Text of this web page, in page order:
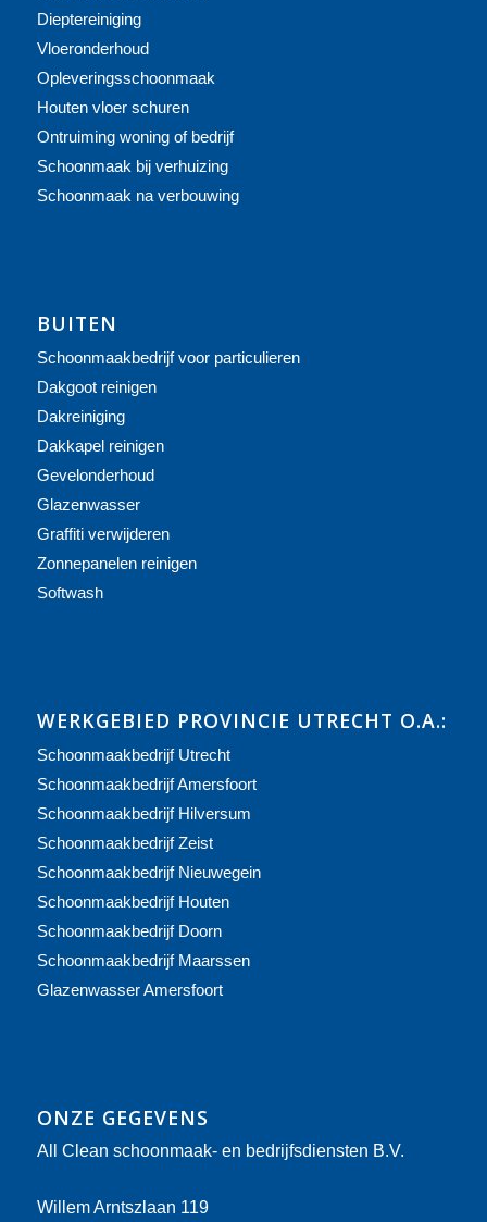
Dieptereiniging
Vloeronderhoud
Opleveringsschoonmaak
Houten vloer schuren
Ontruiming woning of bedrijf
Schoonmaak bij verhuizing
Schoonmaak na verbouwing
BUITEN
Schoonmaakbedrijf voor particulieren
Dakgoot reinigen
Dakreiniging
Dakkapel reinigen
Gevelonderhoud
Glazenwasser
Graffiti verwijderen
Zonnepanelen reinigen
Softwash
WERKGEBIED PROVINCIE UTRECHT O.A.:
Schoonmaakbedrijf Utrecht
Schoonmaakbedrijf Amersfoort
Schoonmaakbedrijf Hilversum
Schoonmaakbedrijf Zeist
Schoonmaakbedrijf Nieuwegein
Schoonmaakbedrijf Houten
Schoonmaakbedrijf Doorn
Schoonmaakbedrijf Maarssen
Glazenwasser Amersfoort
ONZE GEGEVENS
All Clean schoonmaak- en bedrijfsdiensten B.V.
Willem Arntszlaan 119